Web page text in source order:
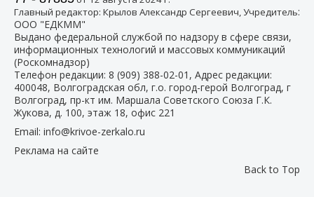
Главный редактор: Крылов Александр Сергеевич, Учредитель:
ООО "ЕДКММ"
Выдано федеральной службой по надзору в сфере связи,
информационных технологий и массовых коммуникаций
(Роскомнадзор)
Телефон редакции: 8 (909) 388-02-01 , Адрес редакции:
400048, Волгоградская обл, г.о. город-герой Волгоград, г
Волгоград, пр-кт им. Маршала Советского Союза Г.К.
Жукова, д. 100, этаж 18, офис 221
Email: info@krivoe-zerkalo.ru
Реклама на сайте
Back to Top